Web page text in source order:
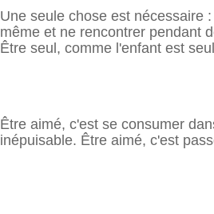
Une seule chose est nécessaire
même et ne rencontrer pendant
Être seul, comme l'enfant est
Être aimé, c'est se consumer
inépuisable. Être aimé, c'est